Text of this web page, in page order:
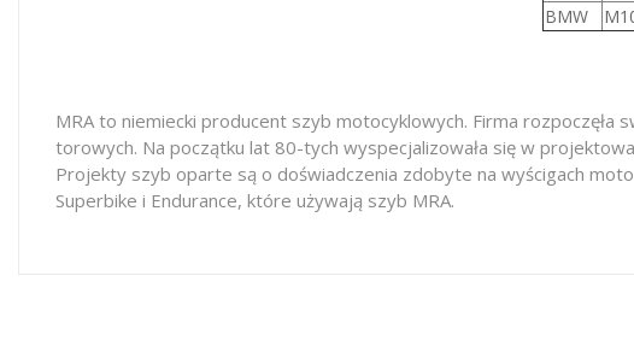
BMW
MRA to niemiecki producent szyb motocyklowych. Firma
torowych. Na początku lat 80-tych wyspecjalizowała się w
Projekty szyb oparte są o doświadczenia zdobyte na wyścigach
Superbike i Endurance, które używają szyb MRA.